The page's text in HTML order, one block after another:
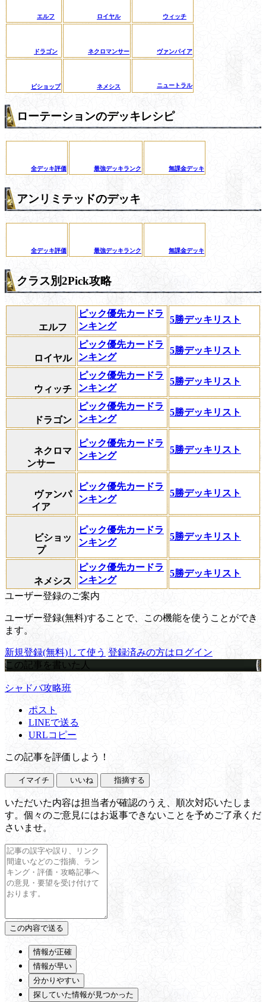
エルフ ロイヤル ウィッチ
ドラゴン ネクロマンサー ヴァンパイア
ビショップ ネメシス ニュートラル
ローテーションのデッキレシピ
全デッキ評価 最強デッキランク 無課金デッキ
アンリミテッドのデッキ
全デッキ評価 最強デッキランク 無課金デッキ
クラス別2Pick攻略
エルフ
ピック優先カードラ
ンキング
5勝デッキリスト
ロイヤル
ピック優先カードラ
ンキング
5勝デッキリスト
ウィッチ
ピック優先カードラ
ンキング
5勝デッキリスト
ドラゴン
ピック優先カードラ
ンキング
5勝デッキリスト
ネクロマ
ンサー
ピック優先カードラ
ンキング
5勝デッキリスト
ヴァンパ
イア
ピック優先カードラ
ンキング
5勝デッキリスト
ビショッ
プ
ピック優先カードラ
ンキング
5勝デッキリスト
ネメシス
ピック優先カードラ
ンキング
5勝デッキリスト
ユーザー登録のご案内
ユーザー登録(無料)することで、この機能を使うことができ
ます。
新規登録(無料)して使う 登録済みの方はログイン
この記事を書いた人
シャドバ攻略班
ポスト
LINEで送る
URLコピー
この記事を評価しよう！
イマイチ いいね 指摘する
いただいた内容は担当者が確認のうえ、順次対応いたしま
す。個々のご意見にはお返事できないことを予めご了承くだ
さいませ。
情報が正確
情報が早い
分かりやすい
探していた情報が見つかった